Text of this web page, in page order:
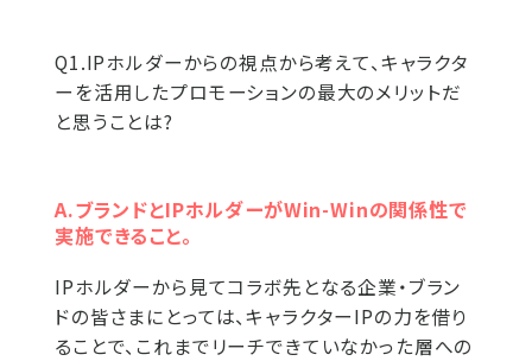
Q1.IPホルダーからの視点から考えて、キャラクタ
ーを活用したプロモーションの最大のメリットだ
と思うことは?
A.ブランドとIPホルダーがWin-Winの関係性で
実施できること。
IPホルダーから見てコラボ先となる企業・ブラン
ドの皆さまにとっては、キャラクターIPの力を借り
ることで、これまでリーチできていなかった層への